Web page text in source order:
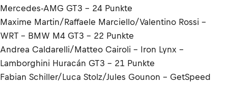
Mercedes-AMG GT3 - 24 Punkte
Maxime Martin/Raffaele Marciello/Valentino Rossi -
WRT - BMW M4 GT3 - 22 Punkte
Andrea Caldarelli/Matteo Cairoli - Iron Lynx -
Lamborghini Huracán GT3 - 21 Punkte
Fabian Schiller/Luca Stolz/Jules Gounon - GetSpeed